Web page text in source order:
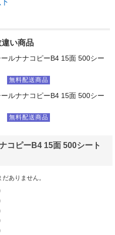
い商品
ルナナコピーB4 15面 500シー
無料配送商品
ルナナコピーB4 15面 500シー
無料配送商品
コピーB4 15面 500シート
ありません。